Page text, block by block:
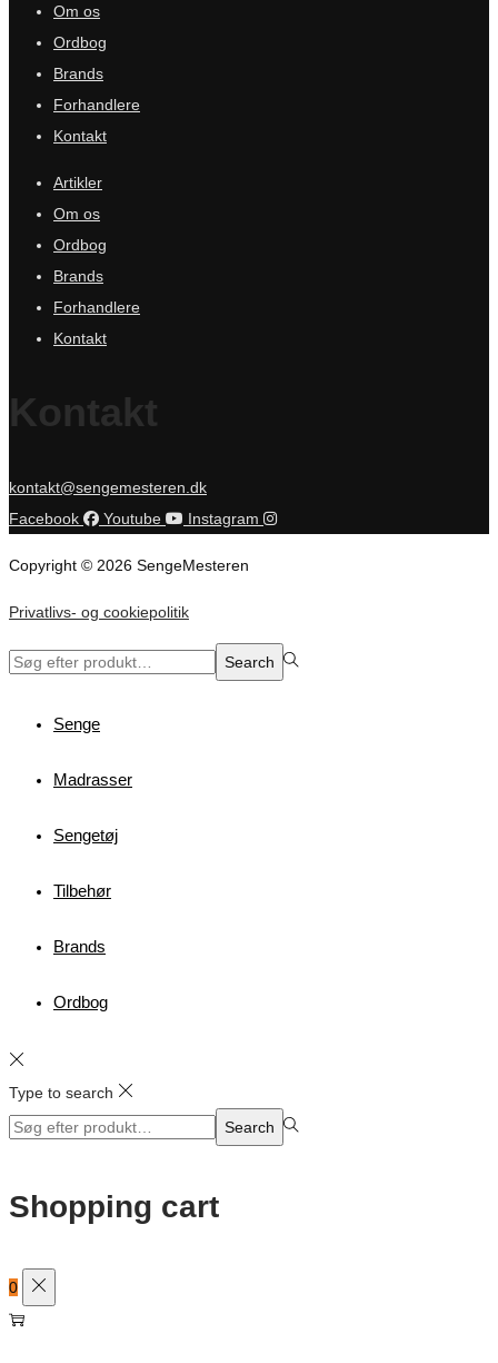
Om os
Ordbog
Brands
Forhandlere
Kontakt
Artikler
Om os
Ordbog
Brands
Forhandlere
Kontakt
Kontakt
kontakt@sengemesteren.dk
Facebook
Youtube Instagram
Copyright © 2026 SengeMesteren
Privatlivs- og cookiepolitik
Search
Search
Senge
Madrasser
Sengetøj
Tilbehør
Brands
Ordbog
Type to search
Search
Search
Shopping cart
0